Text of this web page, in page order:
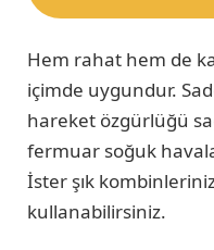
Hem rahat hem de
içimde uygundur.
hareket özgürlüğü
fermuar soğuk
İster şık
kullanabilirsiniz.